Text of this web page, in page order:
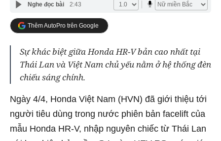
Nghe đọc bài 2:43
Thêm AutoPro trên Google
Sự khác biệt giữa Honda HR-V bản cao nhất tại
Thái Lan và Việt Nam chủ yếu nằm ở hệ thống đèn
chiếu sáng chính.
Ngày 4/4, Honda Việt Nam (HVN) đã giới thiệu tới
người tiêu dùng trong nước phiên bản facelift của
mẫu Honda HR-V, nhập nguyên chiếc từ Thái Lan